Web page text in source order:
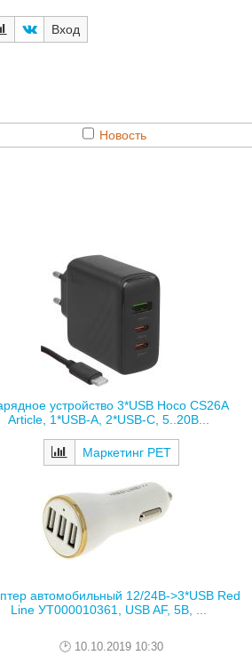
Вход
Новость
устройство 3*USB Hoco CS26A
Article, 1*USB-A, 2*USB-C, 5..20В...
Маркетинг РЕТ
автомобильный 12/24В->3*USB Red
Line УТ000010361, USB AF, 5В, ...
10.10.2019 10:30